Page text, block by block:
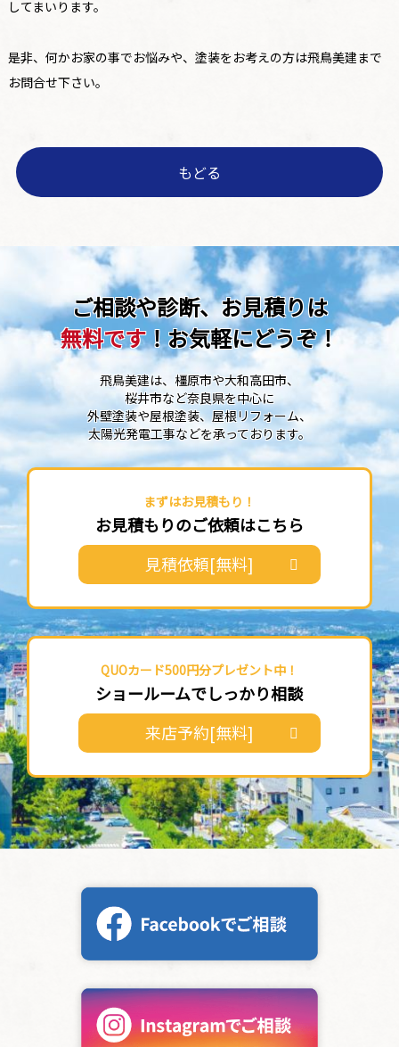
してまいります。
是非、何かお家の事でお悩みや、塗装をお考えの方は飛鳥美建まで
お問合せ下さい。
もどる
ご相談や診断、お見積りは
無料です！お気軽にどうぞ！
飛鳥美建は、橿原市や大和高田市、
桜井市など奈良県を中心に
外壁塗装や屋根塗装、屋根リフォーム、
太陽光発電工事などを承っております。
まずはお見積もり！
お見積もりのご依頼はこちら
見積依頼[無料]
QUOカード500円分プレゼント中！
ショールームでしっかり相談
来店予約[無料]